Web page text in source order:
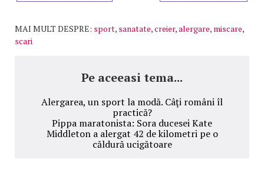
MAI MULT DESPRE: sport, sanatate,creier,alergare, miscare,
scari
Pe aceeasi tema...
Alergarea, un sport la modă. Câţi români îl
practică?
Pippa maratonista: Sora ducesei Kate
Middleton a alergat 42 de kilometri pe o
căldură ucigătoare